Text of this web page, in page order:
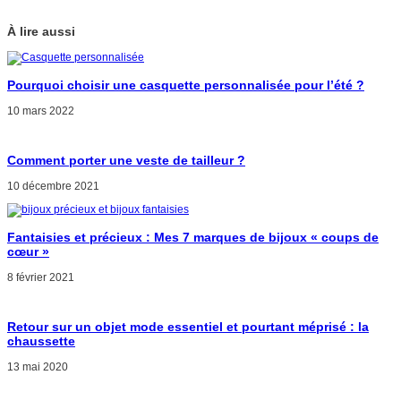
À lire aussi
Pourquoi choisir une casquette personnalisée pour l’été ?
10 mars 2022
Comment porter une veste de tailleur ?
10 décembre 2021
Fantaisies et précieux : Mes 7 marques de bijoux « coups de
cœur »
8 février 2021
Retour sur un objet mode essentiel et pourtant méprisé : la
chaussette
13 mai 2020